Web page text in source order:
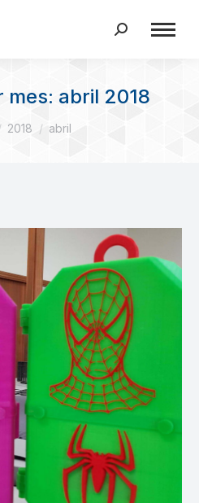
Buscar:
mes: abril 2018
2018 abril